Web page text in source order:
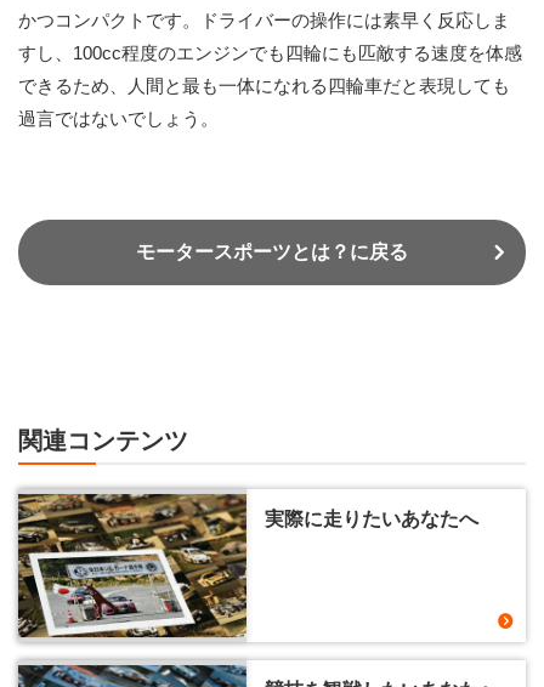
かつコンパクトです。ドライバーの操作には素早く反応しま
すし、100cc程度のエンジンでも四輪にも匹敵する速度を体感
できるため、人間と最も一体になれる四輪車だと表現しても
過言ではないでしょう。
モータースポーツとは？に戻る
関連コンテンツ
実際に走りたいあなたへ